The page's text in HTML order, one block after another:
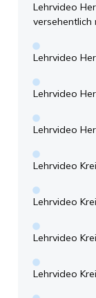
Lehrvideo
versehentlich
Lehrvideo
Lehrvideo
Lehrvideo
Lehrvideo
Lehrvideo
Lehrvideo
Lehrvideo